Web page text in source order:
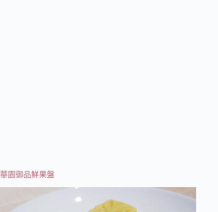
華園御品鮮果盤